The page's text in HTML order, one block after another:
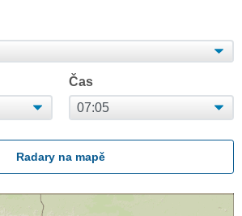
Čas
Radary na mapě